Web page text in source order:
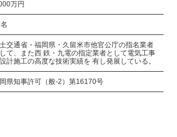
万円
交通省・福岡県・久留米市他官公庁の指名業者
て、また西 鉄・九電の指定業者として電気工事
計施工の高度な技術実績を 有し発展している。
県知事許可（般-2）第16170号